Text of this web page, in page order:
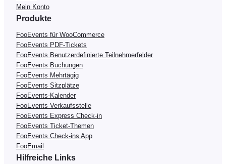
Mein Konto
Produkte
FooEvents für WooCommerce
FooEvents PDF-Tickets
FooEvents Benutzerdefinierte Teilnehmerfelder
FooEvents Buchungen
FooEvents Mehrtägig
FooEvents Sitzplätze
FooEvents-Kalender
FooEvents Verkaufsstelle
FooEvents Express Check-in
FooEvents Ticket-Themen
FooEvents Check-ins App
FooEmail
Hilfreiche Links